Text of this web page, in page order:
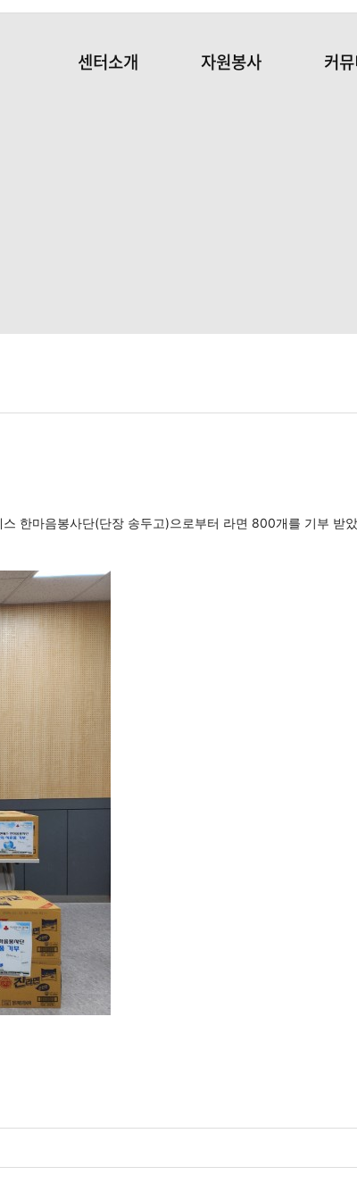
센터소개 자원봉사 커
한마음봉사단(단장 송두고)으로부터 라면 800개를 기부 받